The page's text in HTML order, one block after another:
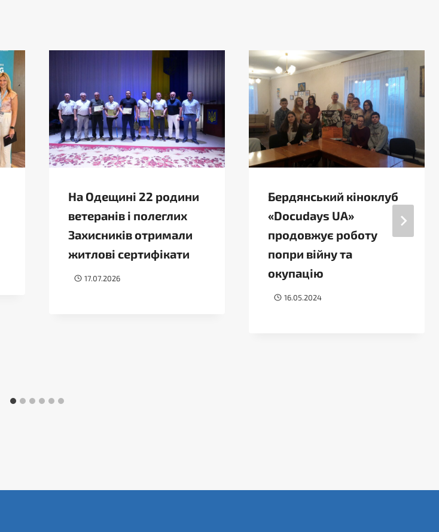
На Одещині 22 родини
ветеранів і полеглих
Захисників отримали
житлові сертифікати
17.07.2026
Бердянський кіноклуб
«Docudays UA»
продовжує роботу
попри війну та
окупацію
16.05.2024